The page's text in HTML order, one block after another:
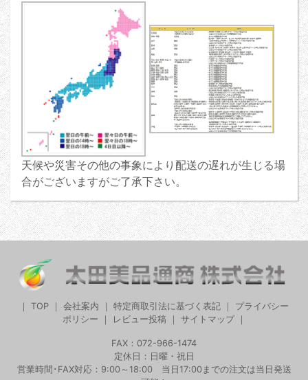
天候や災害その他の事象により配送の遅れが生じる場
合がございますがご了承下さい。
TOP 会社案内 特定商取引法に基づく表記
プライバシー
ポリシー
レビュー投稿｜ サイトマップ｜
FAX：072-966-1474
定休日：日曜・祝日
営業時間･FAX対応：9:00～18:00 当日17:00までの注文は当日発送